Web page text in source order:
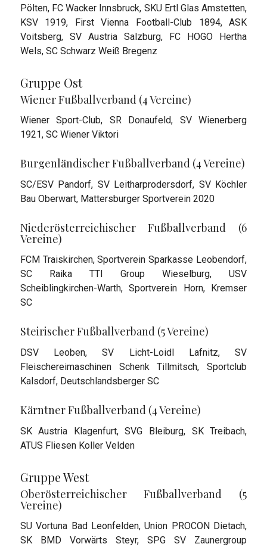
Pölten, FC Wacker Innsbruck, SKU Ertl Glas Amstetten,
KSV 1919, First Vienna Football-Club 1894, ASK
Voitsberg, SV Austria Salzburg, FC HOGO Hertha
Wels, SC Schwarz Weiß Bregenz
Gruppe Ost
Wiener Fußballverband (4 Vereine)
Wiener Sport-Club, SR Donaufeld, SV Wienerberg
1921, SC Wiener Viktori
Burgenländischer Fußballverband (4 Vereine)
SC/ESV Pandorf, SV Leitharprodersdorf, SV Köchler
Bau Oberwart, Mattersburger Sportverein 2020
Niederösterreichischer Fußballverband (6
Vereine)
FCM Traiskirchen, Sportverein Sparkasse Leobendorf,
SC Raika TTI Group Wieselburg, USV
Scheiblingkirchen-Warth, Sportverein Horn, Kremser
SC
Steirischer Fußballverband (5 Vereine)
DSV Leoben, SV Licht-Loidl Lafnitz, SV
Fleischereimaschinen Schenk Tillmitsch, Sportclub
Kalsdorf, Deutschlandsberger SC
Kärntner Fußballverband (4 Vereine)
SK Austria Klagenfurt, SVG Bleiburg, SK Treibach,
ATUS Fliesen Koller Velden
Gruppe West
Oberösterreichischer Fußballverband (5
Vereine)
SU Vortuna Bad Leonfelden, Union PROCON Dietach,
SK BMD Vorwärts Steyr, SPG SV Zaunergroup